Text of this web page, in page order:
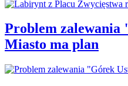
Problem zalewania
Miasto ma plan